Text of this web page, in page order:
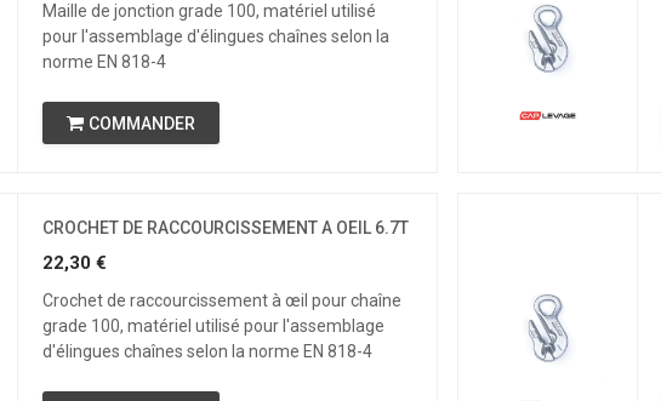
Maille de jonction grade 100, matériel utilisé
pour l'assemblage d'élingues chaînes selon la
norme EN 818-4
COMMANDER
CROCHET DE RACCOURCISSEMENT A OEIL 6.7T
22,30€
Crochet de raccourcissement à œil pour chaîne
grade 100, matériel utilisé pour l'assemblage
d'élingues chaînes selon la norme EN 818-4